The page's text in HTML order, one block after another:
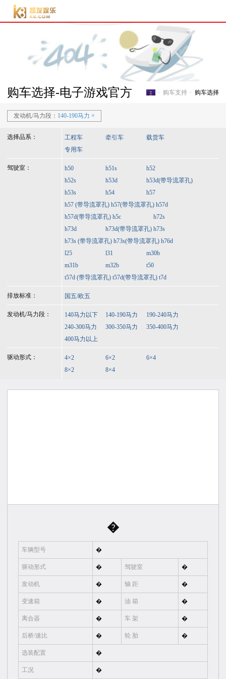
电子游戏官方-电子游
购车选择-电子游戏官方 购车支持 购车选择
发动机/马力段： 140-190马力 ×
选择品系： 工程车 牵引车
载货车
专用车
驾驶室： h50 h51s
h52
h52s
h53d
h53d(带导流罩孔)
h53s
h54
h57
h57 (带导流罩孔) h57(带导流罩孔) h57d
h57d(带导流罩孔) h5c
h72s
h73d
h73d(带导流罩孔) h73s
h73s (带导流罩孔) h73s(带导流罩孔) h76d
l25
l31
m30b
m31b
m32b
t50
t57d (带导流罩孔) t57d(带导流罩孔) t7d
排放标准： 国五/欧五
发动机/马力段： 140马力以下 140-190马力
190-240马力
240-300马力
300-350马力
350-400马力
400马力以上
驱动形式： 4×2 6×2
6×4
8×2
8×4
�
车辆型号 �
驱动形式 � 驾驶室 �
发动机 � 轴 距 �
变速箱 � 油 箱 �
离合器 � 车 架 �
后桥/速比 � 轮 胎 �
选装配置 �
工况 �